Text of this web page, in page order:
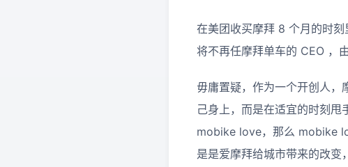
在美团收买摩拜 8 个月的时
将不再任摩拜单车的 CEO ，
毋庸置疑，作为一个开创人，
己身上，而是在适宜的时刻
mobike love，那么 mobike
是是爱摩拜给城市带来的改变